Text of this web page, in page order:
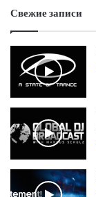
Свежие записи